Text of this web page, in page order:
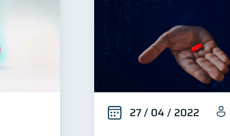
Educación Financiera
Retiro Doble sueldo
27 / 04 / 2022